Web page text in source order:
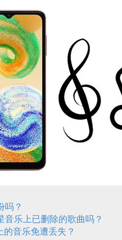
吗？
乐上已删除的歌曲吗？
音乐免遭丢失？